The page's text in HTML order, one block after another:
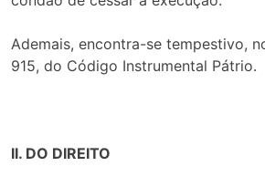
Ademais, encontra-se tempestivo,
915, do Código Instrumental Pátrio.
II. DO DIREITO